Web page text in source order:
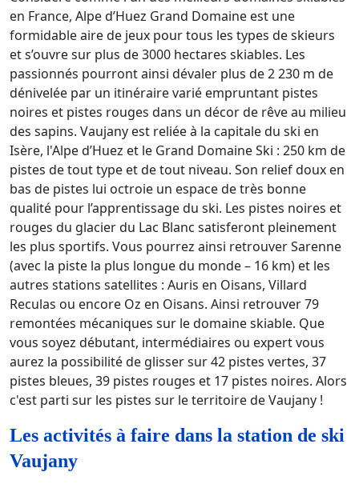
en France, Alpe d’Huez Grand Domaine est une
formidable aire de jeux pour tous les types de skieurs
et s’ouvre sur plus de 3000 hectares skiables. Les
passionnés pourront ainsi dévaler plus de 2 230 m de
dénivelée par un itinéraire varié empruntant pistes
noires et pistes rouges dans un décor de rêve au milieu
des sapins. Vaujany est reliée à la capitale du ski en
Isère, l'Alpe d’Huez et le Grand Domaine Ski : 250 km de
pistes de tout type et de tout niveau. Son relief doux en
bas de pistes lui octroie un espace de très bonne
qualité pour l’apprentissage du ski. Les pistes noires et
rouges du glacier du Lac Blanc satisferont pleinement
les plus sportifs. Vous pourrez ainsi retrouver Sarenne
(avec la piste la plus longue du monde – 16 km) et les
autres stations satellites : Auris en Oisans, Villard
Reculas ou encore Oz en Oisans. Ainsi retrouver 79
remontées mécaniques sur le domaine skiable. Que
vous soyez débutant, intermédiaires ou expert vous
aurez la possibilité de glisser sur 42 pistes vertes, 37
pistes bleues, 39 pistes rouges et 17 pistes noires. Alors
c'est parti sur les pistes sur le territoire de Vaujany !
Les activités à faire dans la station de ski
Vaujany